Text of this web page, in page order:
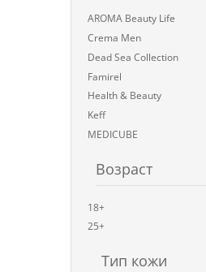
AROMA Beauty Life
Crema Men
Dead Sea Collection
Famirel
Health & Beauty
Keff
MEDICUBE
Возраст
18+
25+
Тип кожи